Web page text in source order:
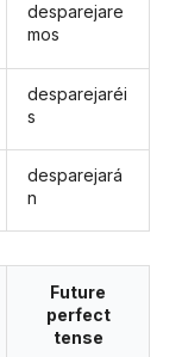
desparejare
mos
desparejaréi
s
desparejará
n
Future
perfect
tense